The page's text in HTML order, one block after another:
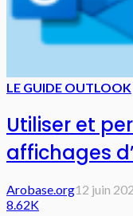
LE GUIDE OUTLOOK
Utiliser et
affichages
Arobase.org12 juin
8.62K